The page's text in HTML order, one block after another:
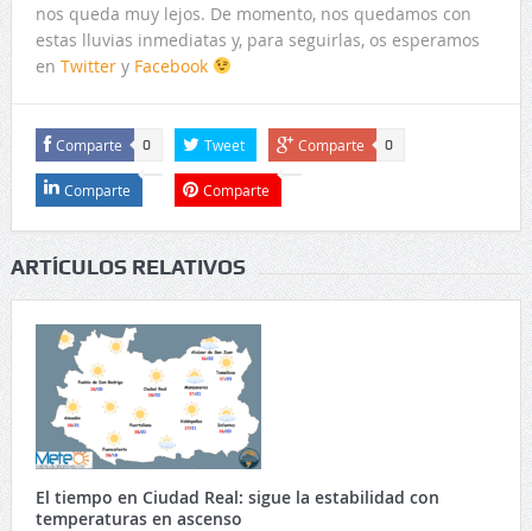
nos queda muy lejos. De momento, nos quedamos con
estas lluvias inmediatas y, para seguirlas, os esperamos
en Twittery Facebook
Comparte 0 Tweet Comparte 0
Comparte Comparte
ARTÍCULOS RELATIVOS
El tiempo en Ciudad Real: sigue la estabilidad con
temperaturas en ascenso